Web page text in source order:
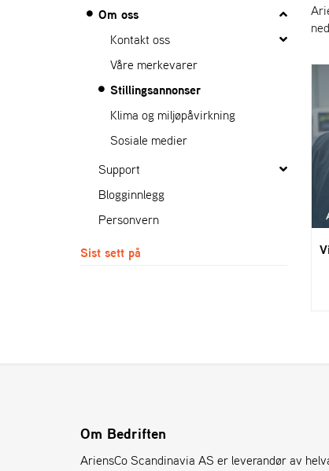
Om oss
Kontakt oss
Våre merkevarer
Stillingsannonser
Klima og miljøpåvirkning
Sosiale medier
Support
Blogginnlegg
Personvern
Sist sett på
Om Bedriften
AriensCo Scandinavia AS er leverandør av